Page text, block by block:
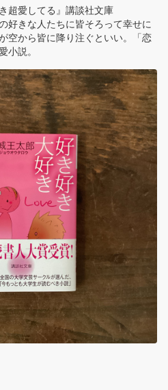
超愛してる』講談社文庫
好きな人たちに皆そろって幸せに
空から皆に降り注ぐといい。「恋
小説。